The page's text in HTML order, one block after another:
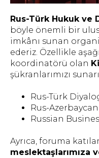
Rus-Türk Hukuk ve
böyle önemli bir
imkânı sunan
ederiz. Özellikle
koordinatörü olan
şükranlarımızı
Rus-Türk
Rus-
Russian
Ayrıca, foruma
meslektaşlarımıza